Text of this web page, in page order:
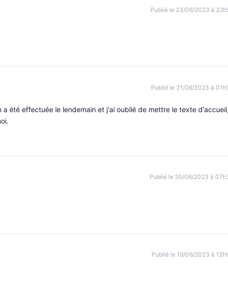
Publié le 23/06/2023 à
Publié le 21/06/2023 à
été effectuée le lendemain et j'ai oublié de mettre le texte d'accueil,
Publié le 20/06/2023 à
Publié le 19/06/2023 à